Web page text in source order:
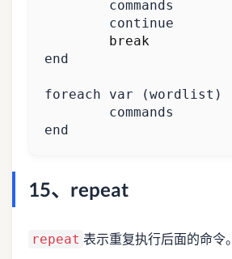
continue
break
foreach var (wordlist )
end
15、repeat
repeat 表示重复执行后面的命令。